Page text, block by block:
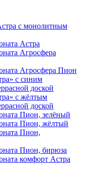
с монолитным
Астра
Агросфера
Агросфера Пион
с синим
доской
с жёлтым
доской
Пион, зелёный
Пион, жёлтый
Пион,
Пион, бирюза
комфорт Астра